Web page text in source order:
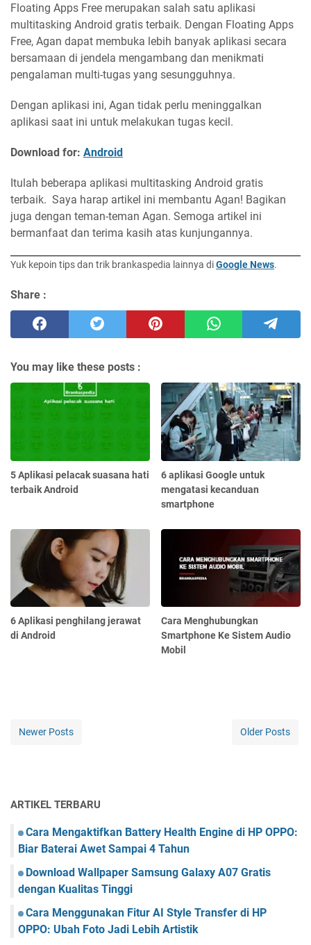
Floating Apps Free merupakan salah satu aplikasi
multitasking Android gratis terbaik. Dengan Floating Apps
Free, Agan dapat membuka lebih banyak aplikasi secara
bersamaan di jendela mengambang dan menikmati
pengalaman multi-tugas yang sesungguhnya.
Dengan aplikasi ini, Agan tidak perlu meninggalkan
aplikasi saat ini untuk melakukan tugas kecil.
Download for: Android
Itulah beberapa aplikasi multitasking Android gratis
terbaik. Saya harap artikel ini membantu Agan! Bagikan
juga dengan teman-teman Agan. Semoga artikel ini
bermanfaat dan terima kasih atas kunjungannya.
Yuk kepoin tips dan trik brankaspedia lainnya diGoogle News.
Share :
You may like these posts :
5 Aplikasi pelacak suasana hati
terbaik Android
6 aplikasi Google untuk
mengatasi kecanduan
smartphone
6 Aplikasi penghilang jerawat
di Android
Cara Menghubungkan
Smartphone Ke Sistem Audio
Mobil
Newer Posts Older Posts
ARTIKEL TERBARU
Cara Mengaktifkan Battery Health Engine di HP OPPO:
Biar Baterai Awet Sampai 4 Tahun
Download Wallpaper Samsung Galaxy A07 Gratis
dengan Kualitas Tinggi
Cara Menggunakan Fitur AI Style Transfer di HP
OPPO: Ubah Foto Jadi Lebih Artistik